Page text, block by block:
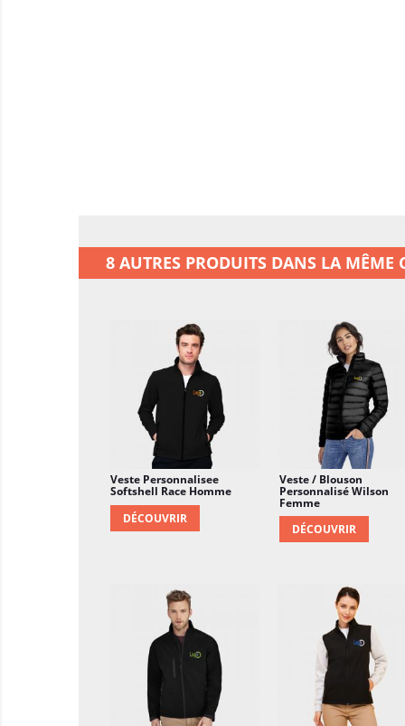
8 AUTRES PRODUITS DANS LA MÊME
Veste Personnalisee
Softshell Race Homme
DÉCOUVRIR
Veste / Blouson
Personnalisé Wilson
Femme
DÉCOUVRIR